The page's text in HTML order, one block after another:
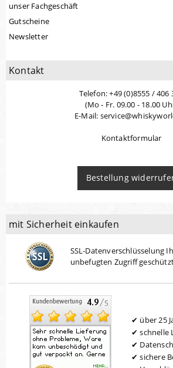
unser Fachgeschäft
Gutscheine
Newsletter
Kontakt
Telefon: +49 (0)8555 / 406
(Mo - Fr. 09.00 - 18.00
E-Mail:
Kontaktformular
Bestellung
mit Sicherheit einkaufen
SSL-Datenverschlüsselung
unbefugten Zugriff
über 25
schnelle
sichere